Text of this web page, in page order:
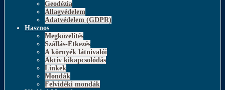
Geodézia
Állagvédelem
Adatvédelem (GDPR)
Hasznos
Megközelítés
Szállás-Étkezés
A környék látnivalói
Aktív kikapcsolódás
Linkek
Mondák
Felvidéki mondák